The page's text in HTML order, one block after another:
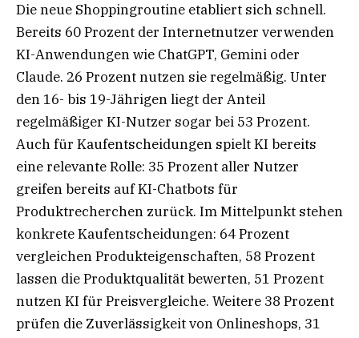
Die neue Shoppingroutine etabliert sich schnell.
Bereits 60 Prozent der Internetnutzer verwenden
KI-Anwendungen wie ChatGPT, Gemini oder
Claude. 26 Prozent nutzen sie regelmäßig. Unter
den 16- bis 19-Jährigen liegt der Anteil
regelmäßiger KI-Nutzer sogar bei 53 Prozent.
Auch für Kaufentscheidungen spielt KI bereits
eine relevante Rolle: 35 Prozent aller Nutzer
greifen bereits auf KI-Chatbots für
Produktrecherchen zurück. Im Mittelpunkt stehen
konkrete Kaufentscheidungen: 64 Prozent
vergleichen Produkteigenschaften, 58 Prozent
lassen die Produktqualität bewerten, 51 Prozent
nutzen KI für Preisvergleiche. Weitere 38 Prozent
prüfen die Zuverlässigkeit von Onlineshops, 31